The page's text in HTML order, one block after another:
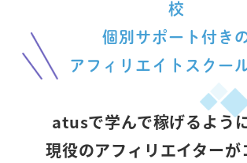
校
個別サポート付き
アフィリエイトスクー
atusで学んで稼げるよう
現役のアフィリエイターが